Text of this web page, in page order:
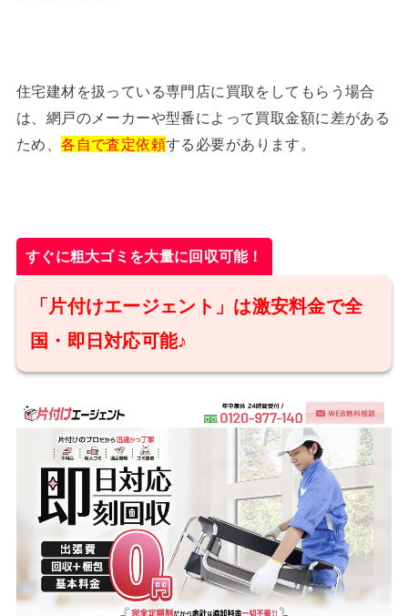
住宅建材を扱っている専門店に買取をしてもらう場合
は、網戸のメーカーや型番によって買取金額に差がある
ため、各自で査定依頼する必要があります。
すぐに粗大ゴミを大量に回収可能！
「片付けエージェント」は激安料金で全
国・即日対応可能♪